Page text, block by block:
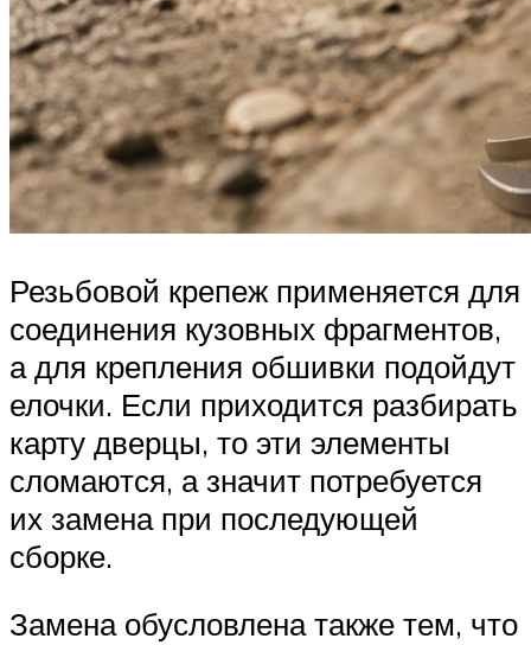
Резьбовой крепеж применяется для
соединения кузовных фрагментов,
а для крепления обшивки подойдут
елочки. Если приходится разбирать
карту дверцы, то эти элементы
сломаются, а значит потребуется
их замена при последующей
сборке.
Замена обусловлена также тем, что